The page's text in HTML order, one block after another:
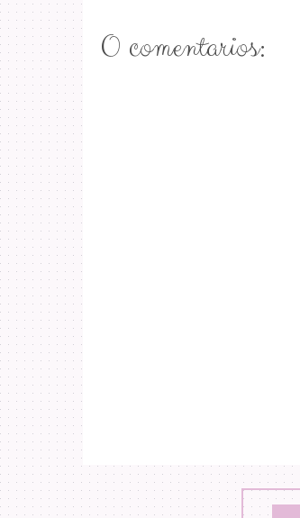
0 comentarios: